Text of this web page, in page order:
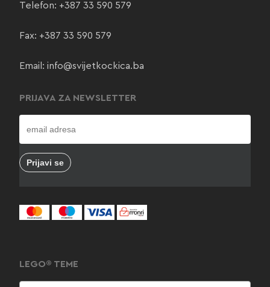
Telefon: +387 33 590 579
Fax: +387 33 590 579
Email: info@svijetkockica.ba
PRIJAVA ZA NEWSLETTER
LEGO® TEME